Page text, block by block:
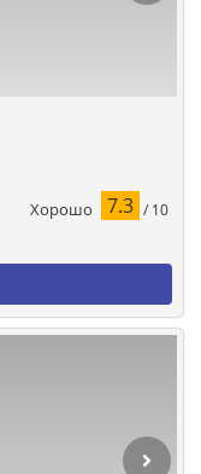
Хорошо 7.3 / 10